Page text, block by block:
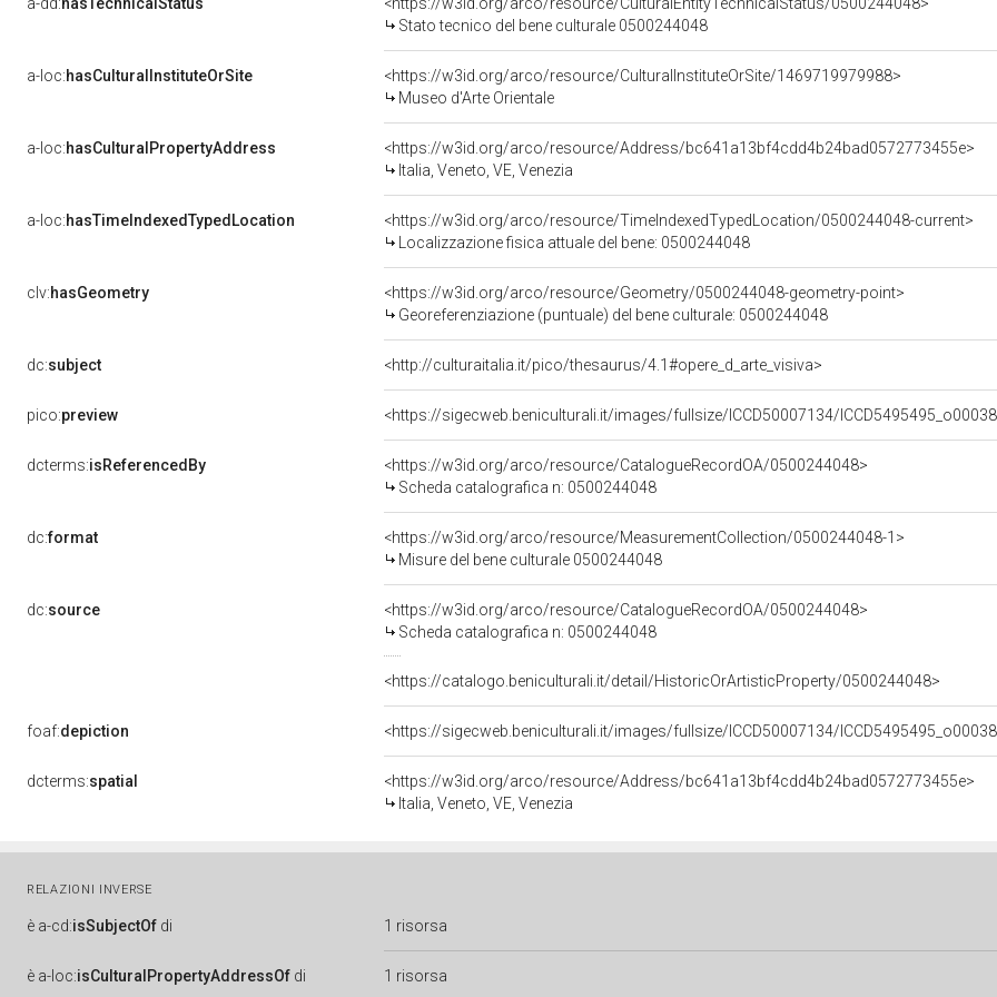
Stato tecnico del bene culturale 0500244048
a-loc:hasCulturalInstituteOrSite
<https://w3id.org/arco/resource/CulturalInstituteOrSite/1469719979988>
Museo d'Arte Orientale
a-loc:hasCulturalPropertyAddress
<https://w3id.org/arco/resource/Address/bc641a13bf4cdd4b24bad0572773455e>
Italia, Veneto, VE, Venezia
a-loc:hasTimeIndexedTypedLocation
<https://w3id.org/arco/resource/TimeIndexedTypedLocation/0500244048-current>
Localizzazione fisica attuale del bene: 0500244048
clv:hasGeometry
<https://w3id.org/arco/resource/Geometry/0500244048-geometry-point>
Georeferenziazione (puntuale) del bene culturale: 0500244048
dc:subject <http://culturaitalia.it/pico/thesaurus/4.1#opere_d_arte_visiva>
pico:preview <https://sigecweb.beniculturali.it/images/fullsize/ICCD50007134/
dcterms:isReferencedBy
<https://w3id.org/arco/resource/CatalogueRecordOA/0500244048>
Scheda catalografica n: 0500244048
dc:format
<https://w3id.org/arco/resource/MeasurementCollection/0500244048-1>
Misure del bene culturale 0500244048
dc:source
<https://w3id.org/arco/resource/CatalogueRecordOA/0500244048>
Scheda catalografica n: 0500244048
<https://catalogo.beniculturali.it/detail/HistoricOrArtisticProperty/0500244048>
foaf:depiction <https://sigecweb.beniculturali.it/images/fullsize/ICCD50007134/
dcterms:spatial
<https://w3id.org/arco/resource/Address/bc641a13bf4cdd4b24bad0572773455e>
Italia, Veneto, VE, Venezia
RELAZIONI INVERSE
è a-cd:isSubjectOf di 1 risorsa
è a-loc:isCulturalPropertyAddressOf di 1 risorsa